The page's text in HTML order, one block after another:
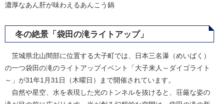
濃厚なあん肝が味わえるあんこう鍋
冬の絶景「袋田の滝ライトアップ」
茨城県北山間部に位置する大子町では、日本三名瀑（めいばく）
の一つ袋田の滝のライトアップイベント「大子来人～ダイゴライト
～」が31年1月31日（木曜日）まで開催されています。
自然や星空、水を表現した光のトンネルを抜けると、荘厳な姿の